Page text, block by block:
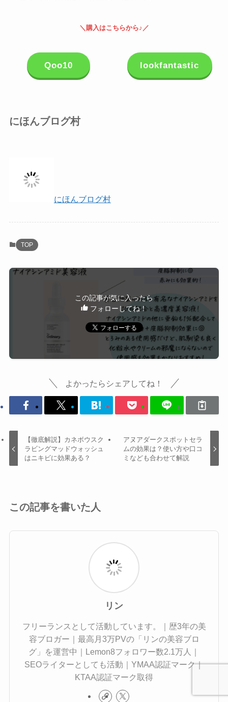
＼購入はこちらから♪／
Qoo10 lookfantastic
にほんブログ村
にほんブログ村
TOP
この記事が気に入ったら
フォローしてね！
よかったらシェアしてね！
【徹底解説】カネボウスク
ラビングマッドウォッシュ
はニキビに効果ある？
アヌアダークスポットセラ
ムの効果は？使い方や口コ
ミなども合わせて解説
この記事を書いた人
リン
フリーランスとして活動しています。｜歴3年の美
容ブロガー｜最高月3万PVの「リンの美容ブロ
グ」を運営中｜Lemon8フォロワー数2.1万人｜
SEOライターとしても活動｜YMAA認証マーク｜
KTAA認証マーク取得